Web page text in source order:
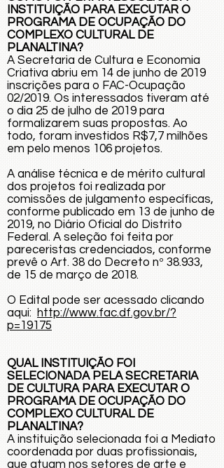
INSTITUIÇÃO PARA EXECUTAR O
PROGRAMA DE OCUPAÇÃO DO
COMPLEXO CULTURAL DE
PLANALTINA?
A Secretaria de Cultura e Economia
Criativa abriu em 14 de junho de 2019
inscrições para o FAC-Ocupação
02/2019. Os interessados tiveram até
o dia 25 de julho de 2019 para
formalizarem suas propostas. Ao
todo, foram investidos R$7,7 milhões
em pelo menos 106 projetos.
A análise técnica e de mérito cultural
dos projetos foi realizada por
comissões de julgamento específicas,
conforme publicado em 13 de junho de
2019, no Diário Oficial do Distrito
Federal. A seleção foi feita por
pareceristas credenciados, conforme
prevê o Art. 38 do Decreto nº 38.933,
de 15 de março de 2018.
O Edital pode ser acessado clicando
aqui:
http://www.fac.df.gov.br/?
p=19175
QUAL INSTITUIÇÃO FOI
SELECIONADA PELA SECRETARIA
DE CULTURA PARA EXECUTAR O
PROGRAMA DE OCUPAÇÃO DO
COMPLEXO CULTURAL DE
PLANALTINA?
A instituição selecionada foi a Mediato
coordenada por duas profissionais,
que atuam nos setores de arte e